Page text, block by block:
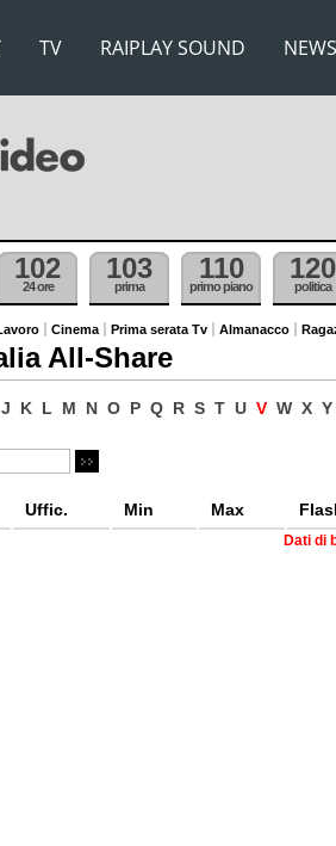
TV RAIPLAY SOUND NEWS
102
24 ore
103
prima
110
primo piano
120
politica
Cinema Prima serata Tv Almanacco
All-Share
J K L M N O P Q R S T U V W X Y
Uffic. Min Max
Dati di